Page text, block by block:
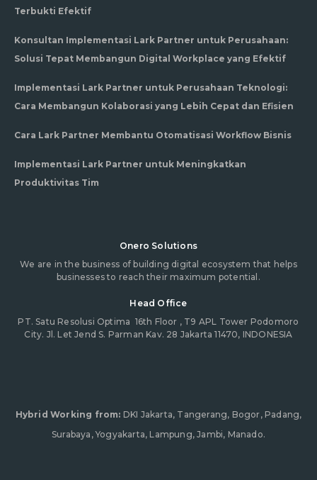
Terbukti Efektif
Konsultan Implementasi Lark Partner untuk Perusahaan:
Solusi Tepat Membangun Digital Workplace yang Efektif
Implementasi Lark Partner untuk Perusahaan Teknologi:
Cara Membangun Kolaborasi yang Lebih Cepat dan Efisien
Cara Lark Partner Membantu Otomatisasi Workflow Bisnis
Implementasi Lark Partner untuk Meningkatkan
Produktivitas Tim
Onero Solutions
We are in the business of building digital ecosystem that helps
businesses to reach their maximum potential.
Head Office
PT. Satu Resolusi Optima 16th Floor , T9 APL Tower Podomoro
City. Jl. Let Jend S. Parman Kav. 28 Jakarta 11470, INDONESIA
Hybrid Working from: DKI Jakarta, Tangerang, Bogor, Padang,
Surabaya, Yogyakarta, Lampung, Jambi, Manado.